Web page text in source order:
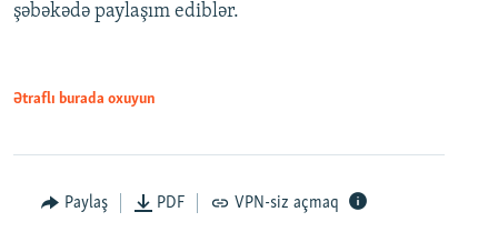
şəbəkədə paylaşım ediblər.
Ətraflı burada oxuyun
Paylaş PDF VPN-siz açmaq